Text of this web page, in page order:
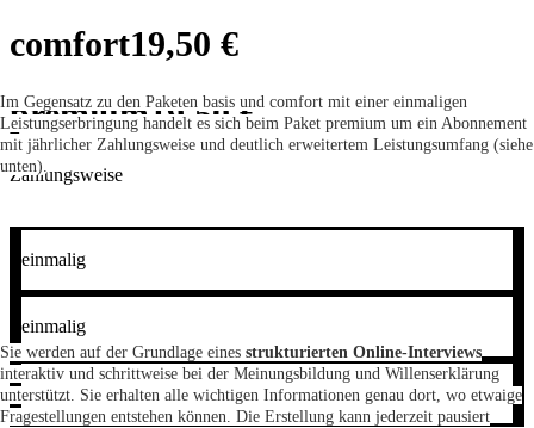
comfort19,50 €
premium19,50 €
Zahlungsweise
einmalig
einmalig
Abonnement jährlich
Im Gegensatz zu den Paketen basis und comfort mit einer einmaligen
Leistungserbringung handelt es sich beim Paket premium um ein Abonnement
mit jährlicher Zahlungsweise und deutlich erweitertem Leistungsumfang (siehe
unten).
Sie werden auf der Grundlage eines strukturierten Online-Interviews
interaktiv und schrittweise bei der Meinungsbildung und Willenserklärung
unterstützt. Sie erhalten alle wichtigen Informationen genau dort, wo etwaige
Fragestellungen entstehen können. Die Erstellung kann jederzeit pausiert